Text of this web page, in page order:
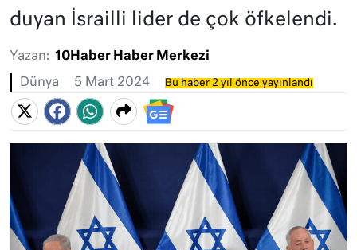
duyan İsrailli lider de çok öfkelendi.
Yazan: 10Haber Haber Merkezi
Dünya 5 Mart 2024 Bu haber 2 yıl önce yayınlandı